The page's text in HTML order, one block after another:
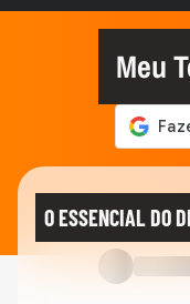
Meu
O ESSENCIAL DO